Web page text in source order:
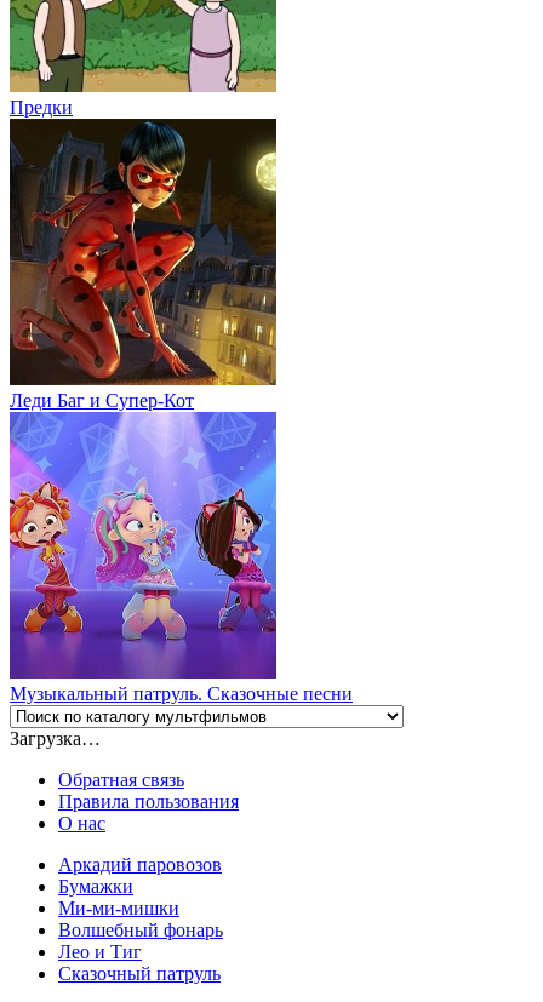
Предки
Леди Баг и Супер-Кот
Музыкальный патруль. Сказочные песни
Загрузка…
Обратная связь
Правила пользования
О нас
Аркадий паровозов
Бумажки
Ми-ми-мишки
Волшебный фонарь
Лео и Тиг
Сказочный патруль